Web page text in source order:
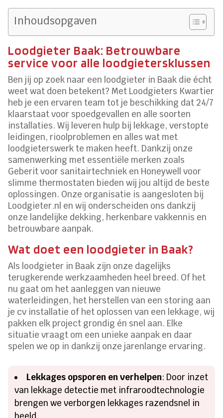
Inhoudsopgaven
Loodgieter Baak: Betrouwbare
service voor alle loodgietersklussen
Ben jij op zoek naar een loodgieter in Baak die écht
weet wat doen betekent? Met Loodgieters Kwartier
heb je een ervaren team tot je beschikking dat 24/7
klaarstaat voor spoedgevallen en alle soorten
installaties. Wij leveren hulp bij lekkage, verstopte
leidingen, rioolproblemen en alles wat met
loodgieterswerk te maken heeft. Dankzij onze
samenwerking met essentiële merken zoals
Geberit voor sanitairtechniek en Honeywell voor
slimme thermostaten bieden wij jou altijd de beste
oplossingen. Onze organisatie is aangesloten bij
Loodgieter.nl en wij onderscheiden ons dankzij
onze landelijke dekking, herkenbare vakkennis en
betrouwbare aanpak.
Wat doet een loodgieter in Baak?
Als loodgieter in Baak zijn onze dagelijks
terugkerende werkzaamheden heel breed. Of het
nu gaat om het aanleggen van nieuwe
waterleidingen, het herstellen van een storing aan
je cv installatie of het oplossen van een lekkage, wij
pakken elk project grondig én snel aan. Elke
situatie vraagt om een unieke aanpak en daar
spelen we op in dankzij onze jarenlange ervaring.
Lekkages opsporen en verhelpen: Door inzet
van lekkage detectie met infraroodtechnologie
brengen we verborgen lekkages razendsnel in